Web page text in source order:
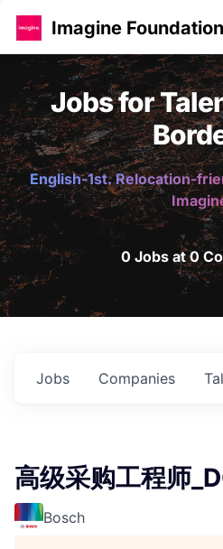
Imagine Foundation
Jobs for
English-1st. Relocation-
0 Jobs at 0
Jobs Companies
高级采购工程师
Bosch